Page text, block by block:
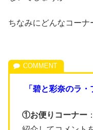
ちなみにどんなコーナ
「碧と彩奈のラ
①お便りコーナー